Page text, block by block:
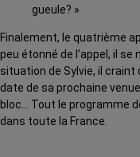
gueule? »
Finalement, le quatrième
peu étonné de l’appel, il
situation de Sylvie, il craint
date de sa prochaine
bloc… Tout le programme
dans toute la France.